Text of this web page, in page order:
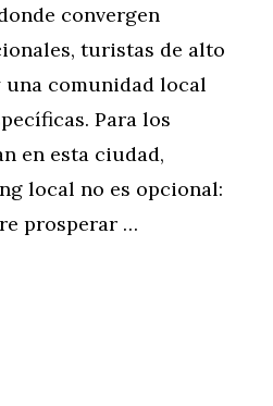
convergen
turistas de alto
comunidad local
Para los
en esta ciudad,
local no es opcional:
prosperar …